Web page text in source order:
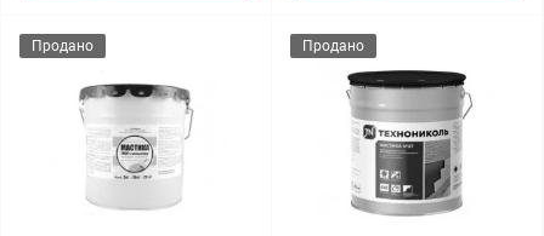
Продано Продано